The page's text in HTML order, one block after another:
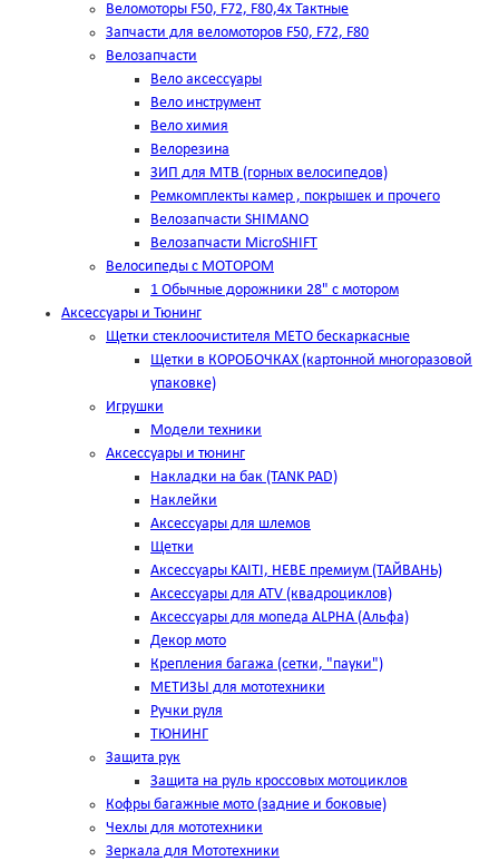
Веломоторы F50, F72, F80,4х Тактные
Запчасти для веломоторов F50, F72, F80
Велозапчасти
Вело аксессуары
Вело инструмент
Вело химия
Велорезина
ЗИП для MTB (горных велосипедов)
Ремкомплекты камер , покрышек и прочего
Велозапчасти SHIMANO
Велозапчасти MicroSHIFT
Велосипеды с МОТОРОМ
1 Обычные дорожники 28" с мотором
Аксессуары и Тюнинг
Щетки стеклоочистителя METO бескаркасные
Щетки в КОРОБОЧКАХ (картонной многоразовой
упаковке)
Игрушки
Модели техники
Аксессуары и тюнинг
Накладки на бак (TANK PAD)
Наклейки
Аксессуары для шлемов
Щетки
Аксессуары KAITI, HEBE премиум (ТАЙВАНЬ)
Аксессуары для ATV (квадроциклов)
Аксессуары для мопеда ALPHA (Альфа)
Декор мото
Крепления багажа (сетки, "пауки")
МЕТИЗЫ для мототехники
Ручки руля
ТЮНИНГ
Защита рук
Защита на руль кроссовых мотоциклов
Кофры багажные мото (задние и боковые)
Чехлы для мототехники
Зеркала для Мототехники